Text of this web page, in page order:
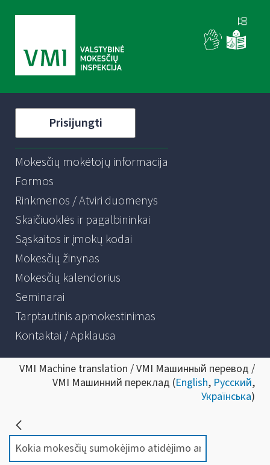
Prisijungti
Mokesčių mokėtojų informacija
Formos
Rinkmenos / Atviri duomenys
Skaičiuoklės ir pagalbininkai
Sąskaitos ir įmokų kodai
Mokesčių žinynas
Mokesčių kalendorius
Seminarai
Tarptautinis apmokestinimas
Kontaktai / Apklausa
VMI Machine translation / VMI Машинный перевод /
VMI Машинний переклад (English, Русский,
Українська)